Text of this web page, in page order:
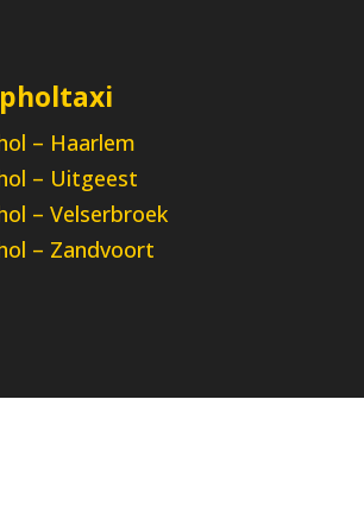
– Haarlem
– Uitgeest
– Velserbroek
– Zandvoort